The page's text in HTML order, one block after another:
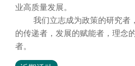
业高质量发展。
我们立志成为政策的研究者
的传递者，发展的赋能者，理念
者。